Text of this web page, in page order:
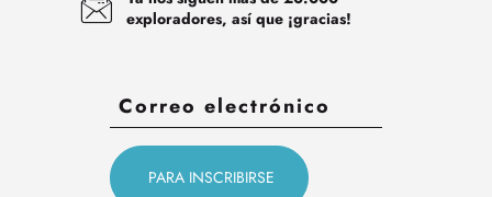
exploradores, así que ¡gracias!